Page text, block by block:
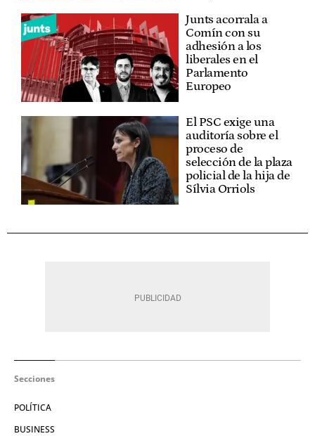
Junts acorrala a
Comín con su
adhesión a los
liberales en el
Parlamento
Europeo
El PSC exige una
auditoría sobre el
proceso de
selección de la plaza
policial de la hija de
Sílvia Orriols
Secciones
POLÍTICA
BUSINESS